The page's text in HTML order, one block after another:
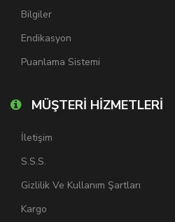
Bilgiler
Endikasyon
Puanlama Sistemi
MÜŞTERİ HİZMETLERİ
İletişim
S.S.S.
Gizlilik Ve Kullanım Şartları
Kargo